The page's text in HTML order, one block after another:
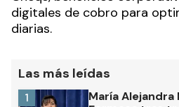
digitales de cobro para
diarias.
Las más leídas
María
1